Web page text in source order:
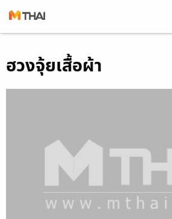
toฮวงจุ้ยเสื้อผ้า